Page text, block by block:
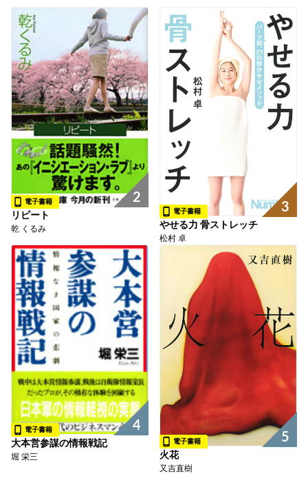
2
電子書籍
リピート
乾 くるみ
3
電子書籍
やせる力 骨ストレッチ
松村 卓
4
電子書籍
大本営参謀の情報戦記
堀 栄三
5
電子書籍
火花
又吉直樹